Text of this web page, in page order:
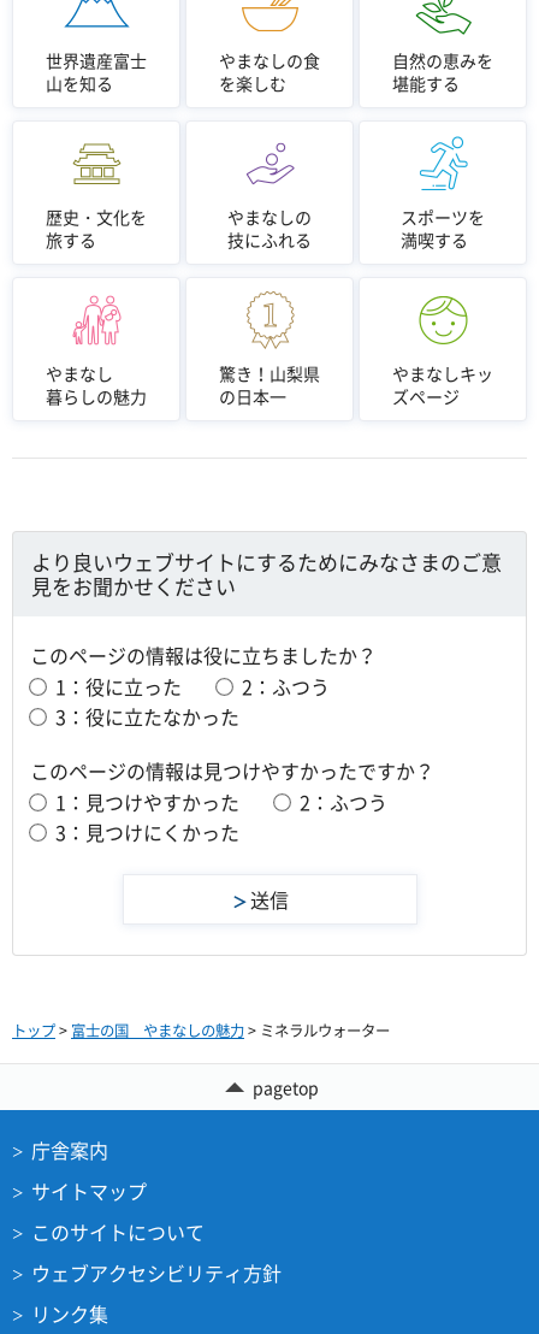
世界遺産富士
山を知る
やまなしの食
を楽しむ
自然の恵みを
堪能する
歴史・文化を
旅する
やまなしの
技にふれる
スポーツを
満喫する
やまなし
暮らしの魅力
驚き！山梨県
の日本一
やまなしキッ
ズページ
より良いウェブサイトにするためにみなさまのご意
見をお聞かせください
このページの情報は役に立ちましたか？
1：役に立った
2：ふつう
3：役に立たなかった
このページの情報は見つけやすかったですか？
1：見つけやすかった
2：ふつう
3：見つけにくかった
トップ> 富士の国 やまなしの魅力> ミネラルウォーター
pagetop
庁舎案内
サイトマップ
このサイトについて
ウェブアクセシビリティ方針
リンク集